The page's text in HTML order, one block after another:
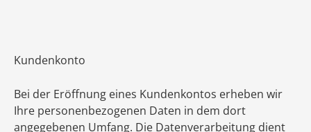
Kundenkonto
Bei der Eröffnung eines Kundenkontos erheben wir
Ihre personenbezogenen Daten in dem dort
angegebenen Umfang. Die Datenverarbeitung dient